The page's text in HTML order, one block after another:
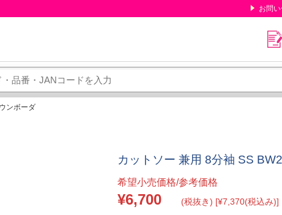
お問
ンボーダ
カットソー 兼用 8分袖 SS
希望小売価格/参考価格
¥6,700 (税抜き) [¥7,370(税込み)]